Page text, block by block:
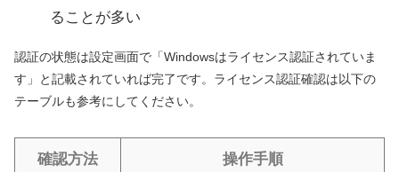
ることが多い
認証の状態は設定画面で「Windowsはライセンス認証されていま
す」と記載されていれば完了です。ライセンス認証確認は以下の
テーブルも参考にしてください。
確認方法 操作手順